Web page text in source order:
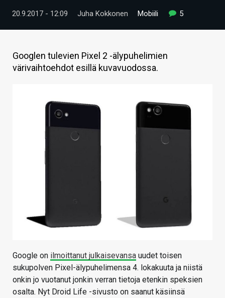
VIDEOT
TECHBBS
TIETOA
HINTA.FI
VAIHDA TEEMA
20.9.2017 - 12:09 Juha Kokkonen Mobiili 5
Googlen tulevien Pixel 2 -älypuhelimien
värivaihtoehdot esillä kuvavuodossa.
Google on ilmoittanut julkaisevansa uudet toisen
sukupolven Pixel-älypuhelimensa 4. lokakuuta ja niistä
onkin jo vuotanut jonkin verran tietoja etenkin speksien
osalta. Nyt Droid Life -sivusto on saanut käsiinsä